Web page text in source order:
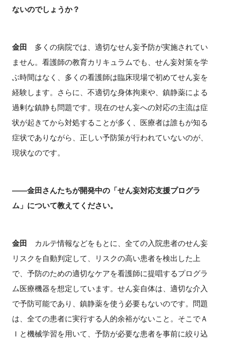
ないのでしょうか？
金田
多くの病院では、適切なせん妄予防が実施されてい
ません。看護師の教育カリキュラムでも、せん妄対策を学
ぶ時間はなく、多くの看護師は臨床現場で初めてせん妄を
経験します。さらに、不適切な身体拘束や、鎮静薬による
過剰な鎮静も問題です。現在のせん妄への対応の主流は症
状が起きてから対処することが多く、医療者は誰もが知る
症状でありながら、正しい予防策が行われていないのが、
現状なのです。
――金田さんたちが開発中の「せん妄対応支援プログラ
ム」について教えてください。
金田
カルテ情報などをもとに、全ての入院患者のせん妄
リスクを自動判定して、リスクの高い患者を検出した上
で、予防のための適切なケアを看護師に提唱するプログラ
ム医療機器を想定しています。せん妄自体は、適切な介入
で予防可能であり、鎮静薬を使う必要もないのです。問題
は、全ての患者に実行する人的余裕がないこと。そこでＡ
Ｉと機械学習を用いて、予防が必要な患者を事前に絞り込